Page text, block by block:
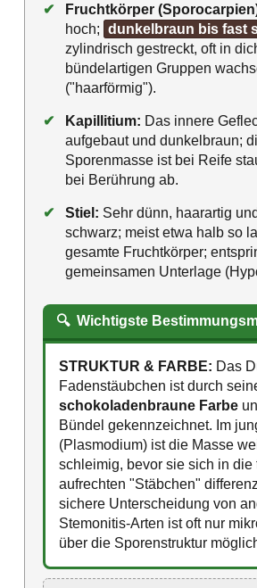
✔ Fruchtkörper
hoch; dunkelbraun bis fast
zylindrisch gestreckt, oft in
bündelartigen Gruppen
("haarförmig").
✔ Kapillitium: Das innere
aufgebaut und dunkelbraun;
Sporenmasse ist bei Reife
bei Berührung ab.
✔ Stiel: Sehr dünn, haarartig
schwarz; meist etwa halb so
gesamte Fruchtkörper;
gemeinsamen Unterlage
🔍 Wichtigste
STRUKTUR & FARBE: Das
Fadenstäubchen ist durch
schokoladenbraune Farbe
Bündel gekennzeichnet. Im
(Plasmodium) ist die Masse
schleimig, bevor sie sich in die
aufrechten "Stäbchen"
sichere Unterscheidung von
Stemonitis-Arten ist oft nur
über die Sporenstruktur